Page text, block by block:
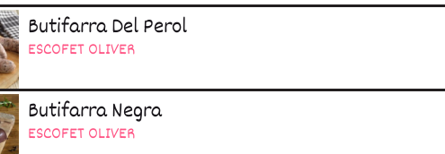
Butifarra Del Perol
ESCOFET OLIVER
Butifarra Negra
ESCOFET OLIVER